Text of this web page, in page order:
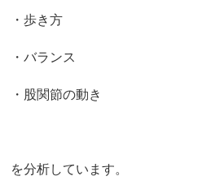
・歩き方
・バランス
・股関節の動き
を分析しています。